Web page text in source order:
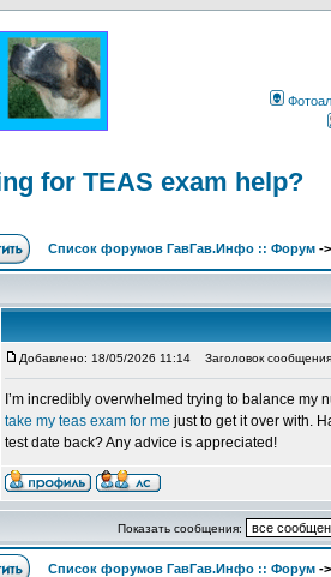
for TEAS exam help?
Список форумов ГавГав.Инфо :: Форум -
Добавлено: 18/05/2026 11:14 Заголовок
I’m incredibly overwhelmed trying to balance
take my teas exam for me just to get it over with.
test date back? Any advice is appreciated!
Показать сообщения:
Список форумов ГавГав.Инфо :: Форум -